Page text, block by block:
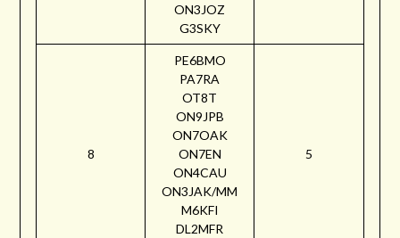
ON3JOZ
G3SKY
8
PE6BMO
PA7RA
OT8T
ON9JPB
ON7OAK
ON7EN
ON4CAU
ON3JAK/MM
M6KFI
DL2MFR
5